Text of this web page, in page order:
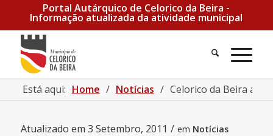
Portal Autárquico de Celorico da Beira -
Informação atualizada da atividade municipal
Está aqui: Home / Notícias / Celorico da Beira
Atualizado em 3 Setembro, 2011 / em Notícias